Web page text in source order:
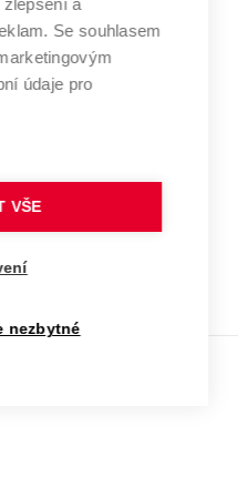
a
Se souhlasem
údaje pro
VŠE
nezbytné